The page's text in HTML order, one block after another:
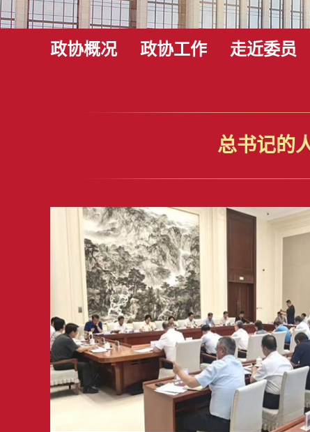
政协概况 政协工作 走近委员
总书记的